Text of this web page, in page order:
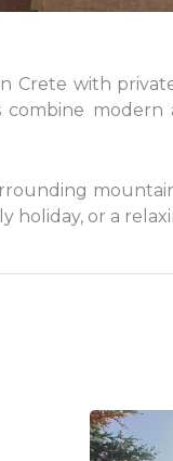
with
combine
holiday, or a